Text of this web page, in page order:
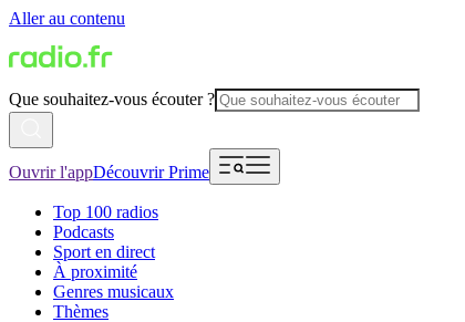
Aller au contenu
Que souhaitez-vous écouter ?
Ouvrir l'appDécouvrir Prime
Top 100 radios
Podcasts
Sport en direct
À proximité
Genres musicaux
Thèmes